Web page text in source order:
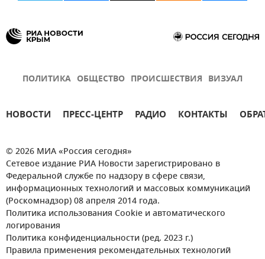
ПОЛИТИКА ОБЩЕСТВО ПРОИСШЕСТВИЯ ВИЗУАЛ
НОВОСТИ ПРЕСС-ЦЕНТР РАДИО КОНТАКТЫ
© 2026 МИА «Россия сегодня»
Сетевое издание РИА Новости зарегистрировано в
Федеральной службе по надзору в сфере связи,
информационных технологий и массовых коммуникаций
(Роскомнадзор) 08 апреля 2014 года.
Политика использования Cookie и автоматического
логирования
Политика конфиденциальности (ред. 2023 г.)
Правила применения рекомендательных технологий